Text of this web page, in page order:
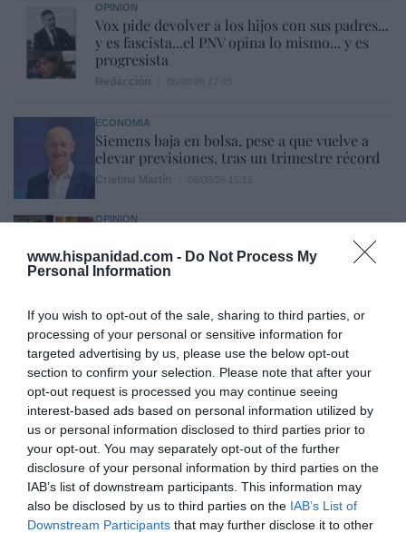
www.hispanidad.com - Do Not Process My
Personal Information
If you wish to opt-out of the sale, sharing to third parties, or
processing of your personal or sensitive information for
targeted advertising by us, please use the below opt-out
section to confirm your selection. Please note that after your
opt-out request is processed you may continue seeing
interest-based ads based on personal information utilized by
us or personal information disclosed to third parties prior to
your opt-out. You may separately opt-out of the further
disclosure of your personal information by third parties on the
IAB’s list of downstream participants. This information may
also be disclosed by us to third parties on the IAB’s List of
Downstream Participants that may further disclose it to other
OPINIÓN
Vox pide devolver a los hijos con sus padres...
y es fascista...el PNV opina lo mismo... y es
progresista
ECONOMÍA
Siemens baja en bolsa, pese a que vuelve a
elevar previsiones, tras un trimestre récord
OPINIÓN
abandonado a su país, porque Ceuta es
España. Tenemos un Gobierno en
Hispanidad 06/08/26 11:30
Marcelo Gullo: “El trabajo de desmitificar la
historia, de poner la verdadera, de
desmontar la falsificación, es un trabajo
cristiano"
por Hispanidad
Artículos anteriores